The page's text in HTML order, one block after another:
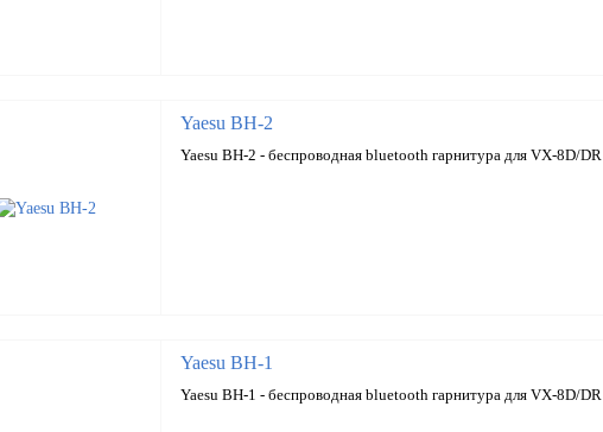
Yaesu BH-2
Yaesu BH-2 - беспроводная bluetooth гарнитура для VX-8D/DR
Yaesu BH-1
Yaesu BH-1 - беспроводная bluetooth гарнитура для VX-8D/DR